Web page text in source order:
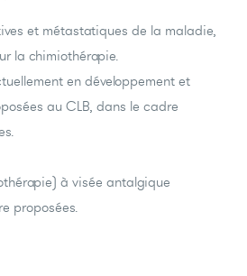
et métastatiques de la maladie,
la chimiothérapie.
en développement et
au CLB, dans le cadre
à visée antalgique
proposées.